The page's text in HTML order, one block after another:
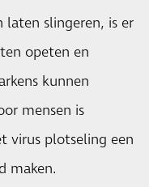
laten slingeren, is er
opeten en
kunnen
mensen is
virus plotseling een
maken.